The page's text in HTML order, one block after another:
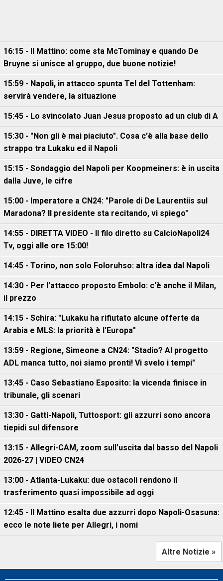
16:15 - Il Mattino: come sta McTominay e quando De
Bruyne si unisce al gruppo, due buone notizie!
15:59 - Napoli, in attacco spunta Tel del Tottenham:
servirà vendere, la situazione
15:45 - Lo svincolato Juan Jesus proposto ad un club di A
15:30 - "Non gli è mai piaciuto". Cosa c'è alla base dello
strappo tra Lukaku ed il Napoli
15:15 - Sondaggio del Napoli per Koopmeiners: è in uscita
dalla Juve, le cifre
15:00 - Imperatore a CN24: "Parole di De Laurentiis sul
Maradona? Il presidente sta recitando, vi spiego"
14:55 - DIRETTA VIDEO - Il filo diretto su CalcioNapoli24
Tv, oggi alle ore 15:00!
14:45 - Torino, non solo Foloruhso: altra idea dal Napoli
14:30 - Per l'attacco proposto Embolo: c'è anche il Milan,
il prezzo
14:15 - Schira: "Lukaku ha rifiutato alcune offerte da
Arabia e MLS: la priorità è l'Europa"
13:59 - Regione, Simeone a CN24: "Stadio? Al progetto
ADL manca tutto, noi siamo pronti! Vi svelo i tempi"
13:45 - Caso Sebastiano Esposito: la vicenda finisce in
tribunale, gli scenari
13:30 - Gatti-Napoli, Tuttosport: gli azzurri sono ancora
tiepidi sul difensore
13:15 - Allegri-CAM, zoom sull'uscita dal basso del Napoli
2026-27 | VIDEO CN24
13:00 - Atlanta-Lukaku: due ostacoli rendono il
trasferimento quasi impossibile ad oggi
12:45 - Il Mattino esalta due azzurri dopo Napoli-Osasuna:
ecco le note liete per Allegri, i nomi
Altre Notizie »